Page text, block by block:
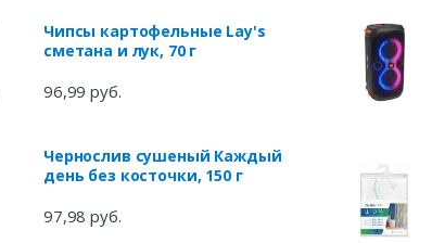
Чипсы картофельные Lay's
сметана и лук, 70 г
96,99 руб.
Чернослив сушеный Каждый
день без косточки, 150 г
97,98 руб.